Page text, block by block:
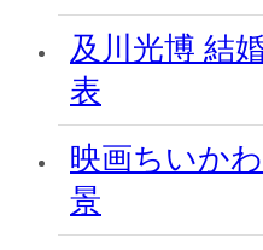
及川光博 結
表
映画ちいか
景